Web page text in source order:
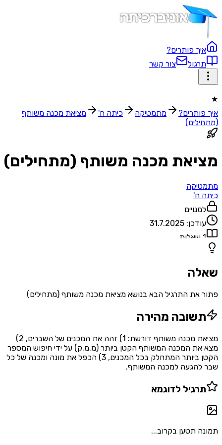
איך פותרים?
תרגול
צור קשר
★
איך פותרים?
מתמטיקה כיתה ח'
מציאת מכנה משותף
(מתחילים)
מציאת מכנה משותף (מתחילים)
מתמטיקה
כיתה ח'
למנויים
עודכן: 31.7.2025
1 שאלות
שאלה
פתור את התרגיל הבא בנושא מציאת מכנה משותף (מתחילים)
תשובה מהירה
מציאת מכנה משותף דורשת: 1) זהה את המכנים של השברים, 2)
מצא את המכנה המשותף הקטן ביותר (מ.מ.ק) על ידי חיפוש המספר
הקטן ביותר המתחלק בכל המכנים, 3) הכפל את מונה ומכנה של כל
שבר להגעה למכנה המשותף.
תרגיל לדוגמא
תמונה תטען בקרוב...